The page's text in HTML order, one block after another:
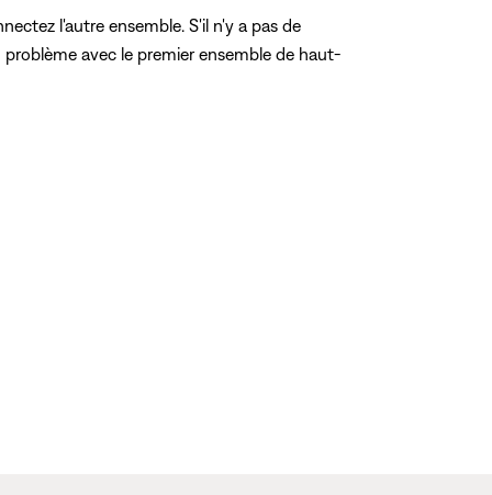
l'autre ensemble. S'il n'y a pas de
avec le premier ensemble de haut-